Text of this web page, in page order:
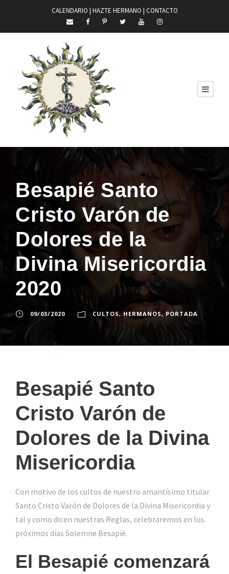
CALENDARIO | HAZTE HERMANO | CONTACTO
Besapié Santo
Cristo Varón de
Dolores de la
Divina Misericordia
2020
09/03/2020 CULTOS, HERMANOS, PORTADA
Besapié Santo
Cristo Varón de
Dolores de la Divina
Misericordia
Con motivo de los cultos de nuestro amantísimo titular
Santo Cristo Varón de Dolores de la Divina Misericordia y
tal y como dicen nuestras Reglas, celebraremos en los
próximos días Solemne Besapié.
El Besapié comenzará